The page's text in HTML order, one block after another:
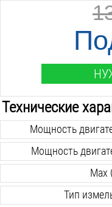
Технические
Мощность
Мощность
Max
Тип